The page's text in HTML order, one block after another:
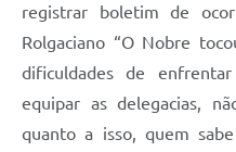
registrar boletim de
Rolgaciano “O Nobre
dificuldades de
equipar as delegacias,
quanto a isso, quem